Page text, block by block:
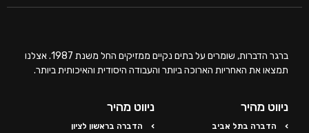
ברגר הדברות, שומרים על בתים נקיים ממזיקים החל משנת 1987. אצלנו
תמצאו את האחריות הארוכה ביותר והעבודה היסודית והאיכותית ביותר.
ניווט מהיר
הדברה בתל אביב
ניווט מהיר
הדברה בראשון לציון